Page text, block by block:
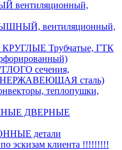
вентиляционный,
вентиляционный,
Трубчатые, ГТК
сечения,
сталь)
теплопушки,
ДВЕРНЫЕ
детали
клиента !!!!!!!!!